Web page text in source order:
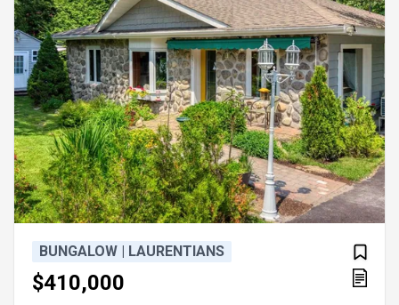
BUNGALOW | LAURENTIANS
$410,000